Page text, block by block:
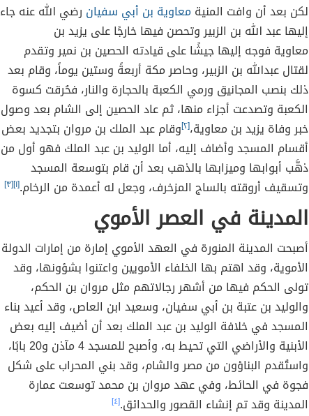
لكن بعد أن وافت المنيةمعاوية بن أبي سفيان رضي الله عنه جاء
إليها عبد الله بن الزبير وتحصن فيها خارجًا على يزيد بن
معاوية فوجه إليها جيشًا على قيادته الحصين بن نمير وتقدم
لقتال عبدالله بن الزبير، وحاصر مكة أربعةً وستين يوماً، وقام بعد
ذلك بنصب المجانيق ورمي الكعبة بالحجارة والنار، فحُرقت كسوة
الكعبة وتصدعت أجزاء منها، ثم عاد الحصين إلى الشام بعد وصول
خبر وفاة يزيد بن معاوية،[٢] وقام عبد الملك بن مروان بتجديد بعض
أقسام المسجد وأضاف إليه، أما الوليد بن عبد الملك فهو أول من
ذهَّب أبوابها وميزابها بالذهب بعد أن قام بتوسعة المسجد
وتسقيف أروقته بالساج المزخرف، وجعل له أعمدة من الرخام.[١] [٣]
المدينة في العصر الأموي
أصبحت المدينة المنورة في العهد الأموي إمارة من إمارات الدولة
الأموية، وقد اهتم بها الخلفاء الأمويين واعتنوا بشؤونها، وقد
تولى الحكم فيها من أشهر رجالاتهم مثل مروان بن الحكم،
والوليد بن عتبة بن أبي سفيان، وسعيد ابن العاص، وقد أعيد بناء
المسجد في خلافة الوليد بن عبد الملك بعد أن أضيف إليه بعض
الأبنية والأراضي التي تحيط به، وأصبح للمسجد 4 مآذن و20 بابًا،
واستُقدم البناؤون من مصر والشام، وقد بني المحراب على شكل
فجوة في الحائط، وفي عهد مروان بن محمد توسعت عمارة
المدينة وقد تم إنشاء القصور والحدائق.[٤]